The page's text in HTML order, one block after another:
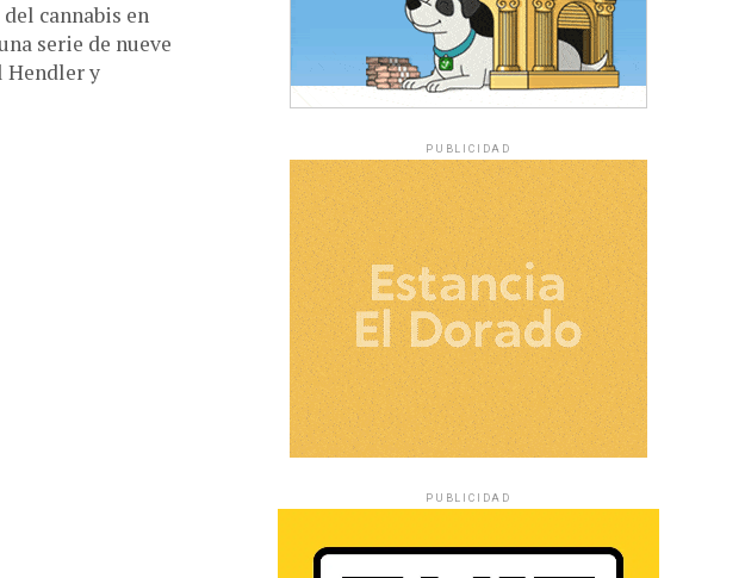
cannabis en
serie de nueve
y
PUBLICIDAD
PUBLICIDAD